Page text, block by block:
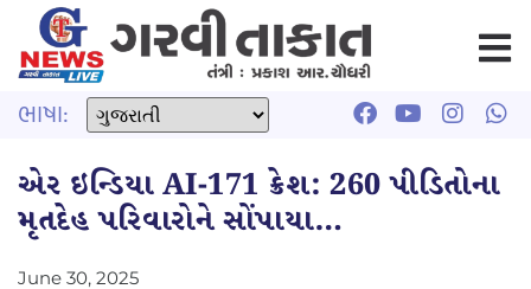
ભાષા:
એર ઇન્ડિયા AI-171 ક્રેશ: 260 પીડિતોના
મૃતદેહ પરિવારોને સોંપાયા…
June 30, 2025